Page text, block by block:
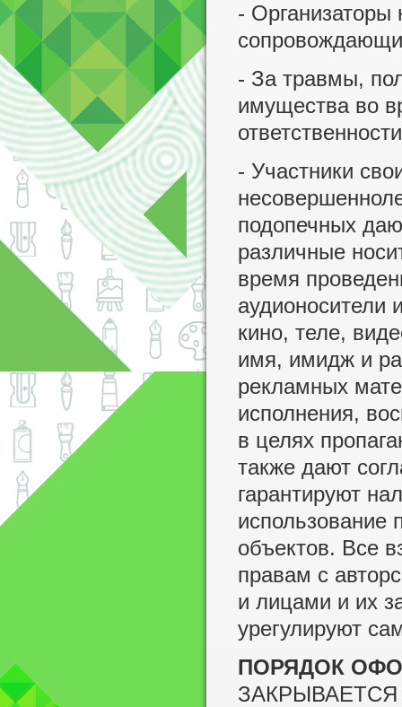
- Организаторы
- За травмы,
имущества во
- Участники
подопечных
различные
время
аудионосители
кино, теле,
имя, имидж и
рекламных
исполнения,
в целях
также дают
гарантируют
использование
объектов. Все
правам с
и лицами и их
урегулируют
ПОРЯДОК